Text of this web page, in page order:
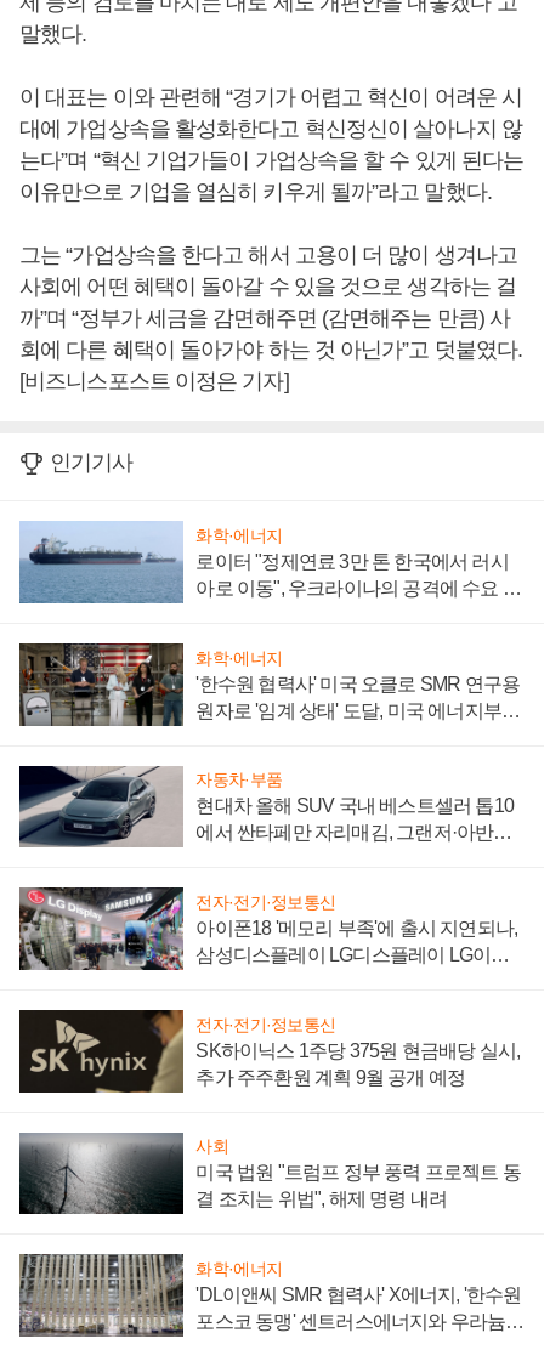
말했다.
이 대표는 이와 관련해 “경기가 어렵고 혁신이 어려운 시
대에 가업상속을 활성화한다고 혁신정신이 살아나지 않
는다”며 “혁신 기업가들이 가업상속을 할 수 있게 된다는
이유만으로 기업을 열심히 키우게 될까”라고 말했다.
그는 “가업상속을 한다고 해서 고용이 더 많이 생겨나고
사회에 어떤 혜택이 돌아갈 수 있을 것으로 생각하는 걸
까”며 “정부가 세금을 감면해주면 (감면해주는 만큼) 사
회에 다른 혜택이 돌아가야 하는 것 아닌가”고 덧붙였다.
[비즈니스포스트 이정은 기자]
인기기사
화학·에너지
로이터 "정제연료 3만 톤 한국에서 러시
아로 이동", 우크라이나의 공격에 수요 늘
화학·에너지
'한수원 협력사' 미국 오클로 SMR 연구용
원자로 '임계 상태' 도달, 미국 에너지부
자동차·부품
현대차 올해 SUV 국내 베스트셀러 톱10
에서 싼타페만 자리매김, 그랜저·아반떼
전자·전기·정보통신
아이폰18 '메모리 부족'에 출시 지연되나,
삼성디스플레이 LG디스플레이 LG이노
전자·전기·정보통신
SK하이닉스 1주당 375원 현금배당 실시,
추가 주주환원 계획 9월 공개 예정
사회
미국 법원 "트럼프 정부 풍력 프로젝트 동
결 조치는 위법", 해제 명령 내려
화학·에너지
'DL이앤씨 SMR 협력사' X에너지, '한수원
포스코 동맹' 센트러스에너지와 우라늄